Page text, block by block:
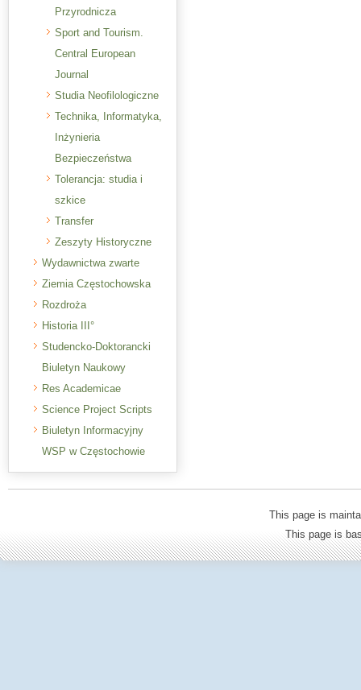
Przyrodnicza
Sport and Tourism.
Central European
Journal
Studia Neofilologiczne
Technika, Informatyka,
Inżynieria
Bezpieczeństwa
Tolerancja: studia i
szkice
Transfer
Zeszyty Historyczne
Wydawnictwa zwarte
Ziemia Częstochowska
Rozdroża
Historia III°
Studencko-Doktorancki
Biuletyn Naukowy
Res Academicae
Science Project Scripts
Biuletyn Informacyjny
WSP w Częstochowie
This page is
This page is